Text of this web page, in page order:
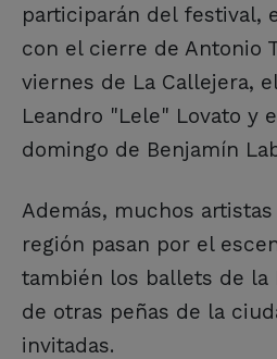
participarán del festival,
con el cierre de Antonio
viernes de La Callejera,
Leandro "Lele" Lovato y
domingo de Benjamín
Además, muchos
región pasan por el
también los ballets de la
de otras peñas de la
invitadas.